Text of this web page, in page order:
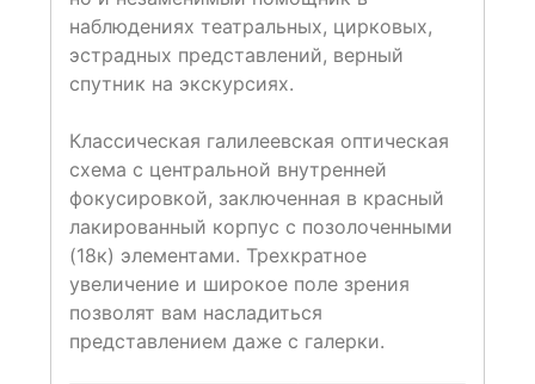
наблюдениях театральных, цирковых,
эстрадных представлений, верный
спутник на экскурсиях.
Классическая галилеевская оптическая
схема с центральной внутренней
фокусировкой, заключенная в красный
лакированный корпус с позолоченными
(18к) элементами. Трехкратное
увеличение и широкое поле зрения
позволят вам насладиться
представлением даже с галерки.